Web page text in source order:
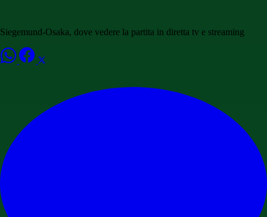
Siegemund-Osaka, dove vedere la partita in diretta tv e streaming